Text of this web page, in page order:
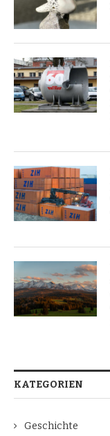
KATEGORIEN
Geschichte